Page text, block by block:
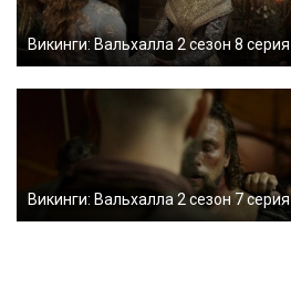
Викинги: Вальхалла 2 сезон 8 серия
Викинги: Вальхалла 2 сезон 7 серия